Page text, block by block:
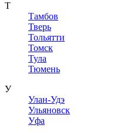
Т
Тамбов
Тверь
Тольятти
Томск
Тула
Тюмень
У
Улан-Удэ
Ульяновск
Уфа